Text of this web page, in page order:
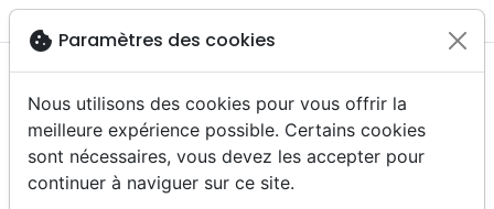
menu
cookie Paramètres des cookies
Nous utilisons des cookies pour vous offrir la
meilleure expérience possible. Certains cookies
sont nécessaires, vous devez les accepter pour
continuer à naviguer sur ce site.